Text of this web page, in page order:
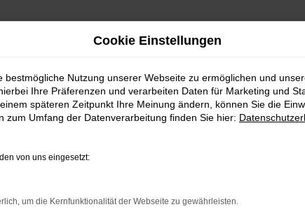
Cookie Einstellungen
bestmögliche Nutzung unserer Webseite zu ermöglichen und
Ihre Präferenzen und verarbeiten Daten für Marketing und
späteren Zeitpunkt Ihre Meinung ändern, können Sie die
zum Umfang der Datenverarbeitung finden Sie hier:
von uns eingesetzt:
um die Kernfunktionalität der Webseite zu gewährleisten.